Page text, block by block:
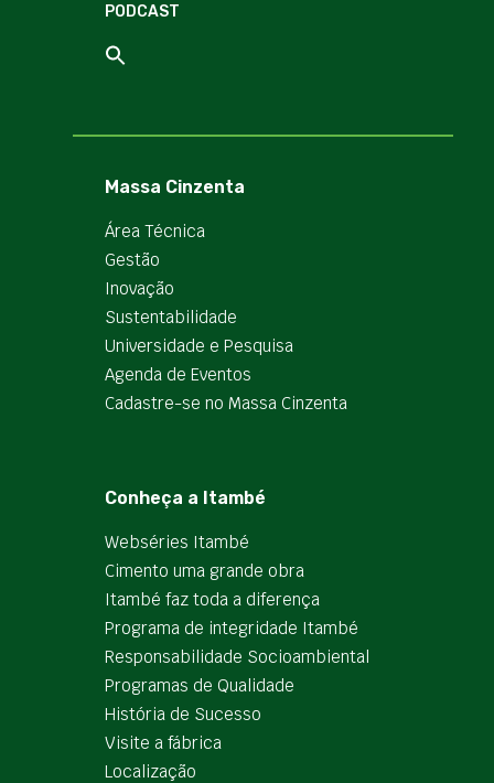
PODCAST
Massa Cinzenta
Área Técnica
Gestão
Inovação
Sustentabilidade
Universidade e Pesquisa
Agenda de Eventos
Cadastre-se no Massa Cinzenta
Conheça a Itambé
Webséries Itambé
Cimento uma grande obra
Itambé faz toda a diferença
Programa de integridade Itambé
Responsabilidade Socioambiental
Programas de Qualidade
História de Sucesso
Visite a fábrica
Localização